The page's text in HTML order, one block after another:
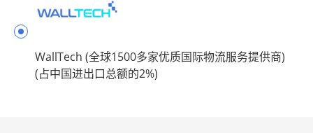
WallTech (全球1500多家优质国际物流服务提供商)
(占中国进出口总额的2%)